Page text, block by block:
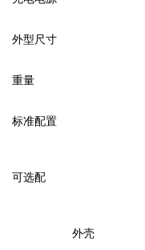
外型尺寸
重量
标准配置
可选配
外壳